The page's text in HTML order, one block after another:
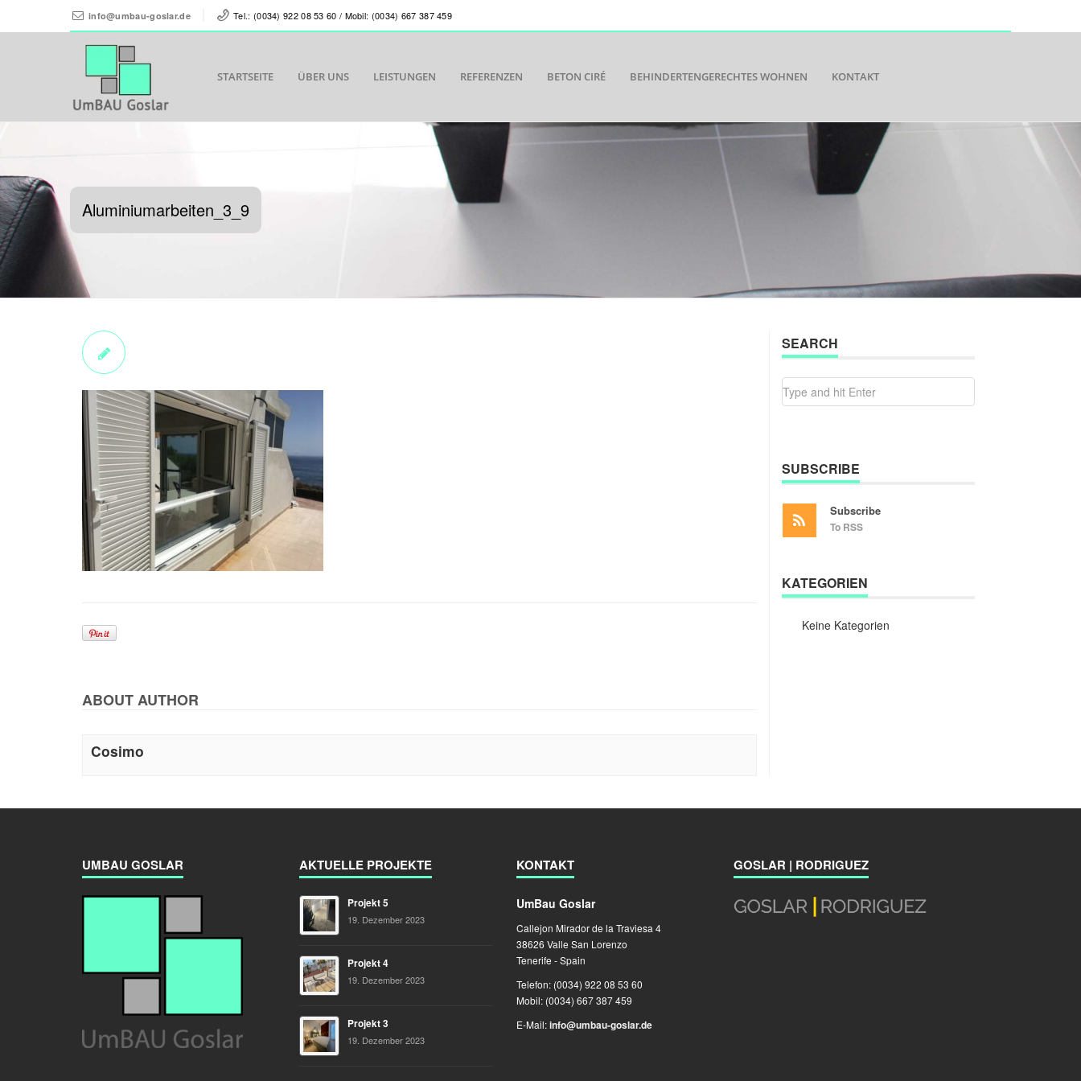
info@umbau-goslar.de Tel.: (0034) 922 08 53 60 / Mobil: (0034) 667 387 459
STARTSEITE ÜBER UNS LEISTUNGEN REFERENZEN BETON CIRÉ BEHINDERTENGERECHTES WOHNEN KONTAKT
Aluminiumarbeiten_3_9
ABOUT AUTHOR
Cosimo
SEARCH
SUBSCRIBE
Subscribe
To RSS
KATEGORIEN
Keine Kategorien
UMBAU GOSLAR AKTUELLE PROJEKTE
Projekt 5
19. Dezember 2023
Projekt 4
19. Dezember 2023
Projekt 3
19. Dezember 2023
KONTAKT
UmBau Goslar
Callejon Mirador de la Traviesa 4
38626 Valle San Lorenzo
Tenerife - Spain
Telefon: (0034) 922 08 53 60
Mobil: (0034) 667 387 459
E-Mail:info@umbau-goslar.de
GOSLAR | RODRIGUEZ